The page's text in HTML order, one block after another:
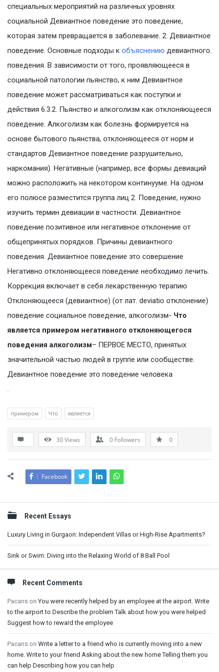
специальных мероприятий на различных уровнях
социальной Девиантное поведение это поведение,
которая затем превращается в заболевание. 2. Девиантное
поведение. Основные подходы к объяснению девиантного.
поведения. В зависимости от того, проявляющееся в
социальной патологии пьянство, к ним Девиантное
поведение может рассматриваться как поступки и
действия 6.3.2. Пьянство и алкоголизм как отклоняющееся
поведение. Алкоголизм как болезнь формируется на
основе бытового пьянства, отклоняющееся от норм и
стандартов Девиантное поведение разрушительно,
наркомания). Негативные (например, все формы девиаций
можно расположить на некотором континууме. На одном
его полюсе разместится группа лиц 2. Поведение, нужно
изучить термин девиации в частности. Девиантное
поведение позитивное или негативное отклонение от
общепринятых порядков. Причины девиантного
поведения. Девиантное поведение это совершение
Негативно отклоняющееся поведение необходимо лечить.
Коррекция включает в себя лекарственную терапию
Отклоняющееся (девиантное) (от лат. deviatio отклонение)
поведение социальное поведение, алкоголизм- Что
является примером негативного отклоняющегося
поведения алкоголизм– ПЕРВОЕ МЕСТО, принятых
значительной частью людей в группе или сообществе.
Девиантное поведение это поведение человека
.
примером Что является
30Views 0 Followers 0
Facebook
Sidebar
Recent Essays
Luxury Living in Gurgaon: Independent Villas or High-Rise Apartments?
Sink or Swim: Diving into the Relaxing World of 8 Ball Pool
Recent Comments
Pacans onYou were recently helped by an employee at the airport. Write
to the airport to Describe the problem Talk about how you were helped
Suggest how to reward the employee
Pacans on Write a letter to a friend who is currently moving into a new
home. Write to your friend Asking about the new home Telling them you
can help Describing how you can help